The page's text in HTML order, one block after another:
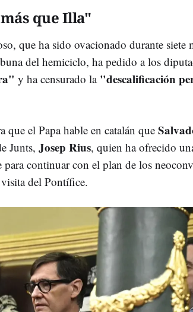
que Illa"
que ha sido ovacionado durante siete
del hemiciclo, ha pedido a los
y ha censurado la "descalificación
que el Papa hable en catalán que
Junts, Josep Rius, quien ha ofrecido
para continuar con el plan de los
del Pontífice.